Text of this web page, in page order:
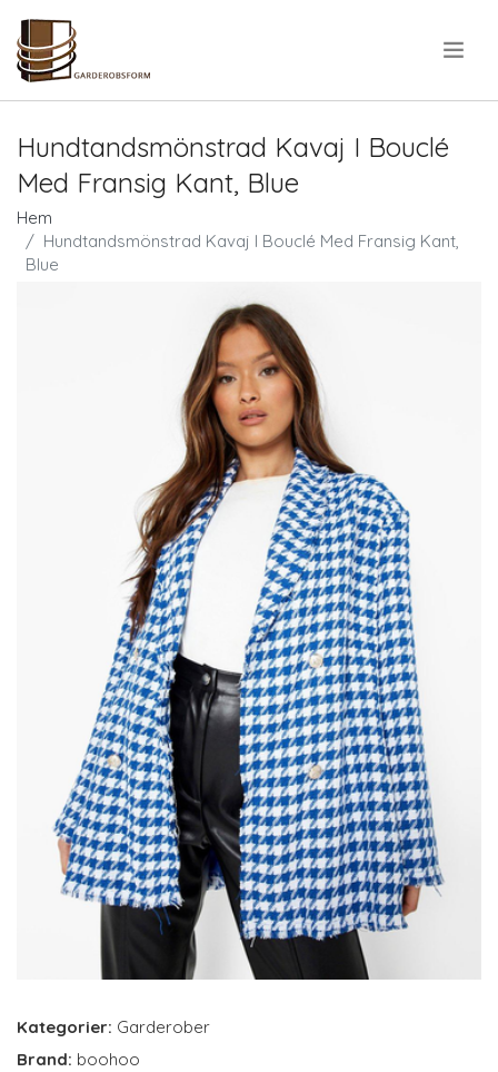
Hundtandsmönstrad Kavaj I Bouclé
Med Fransig Kant, Blue
Hem
Hundtandsmönstrad Kavaj I Bouclé Med Fransig Kant,
Blue
Kategorier: Garderober
Brand: boohoo